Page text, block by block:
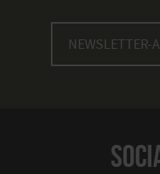
NEWSLETTER-